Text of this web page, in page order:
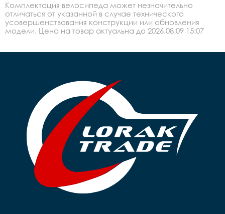
Комплектация велосипеда может незначительно
отличаться от указанной в случае технического
усовершенствования конструкции или обновления
модели. Цена на товар актуальна до 2026.08.09 15:07